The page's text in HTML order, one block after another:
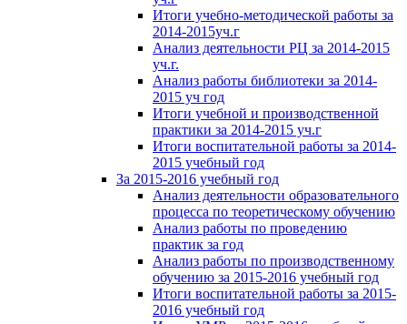
Итоги учебно-методической работы за
2014-2015уч.г
Анализ деятельности РЦ за 2014-2015
уч.г.
Анализ работы библиотеки за 2014-
2015 уч год
Итоги учебной и производственной
практики за 2014-2015 уч.г
Итоги воспитательной работы за 2014-
2015 учебный год
За 2015-2016 учебный год
Анализ деятельности образовательного
процесса по теоретическому обучению
Анализ работы по проведению
практик за год
Анализ работы по производственному
обучению за 2015-2016 учебный год
Итоги воспитательной работы за 2015-
2016 учебный год